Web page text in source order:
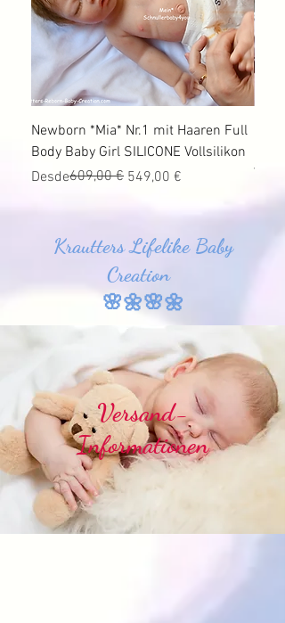
Krautters Lifelike Baby
Creation
🌸🌼🌸🌼
Newborn *Mia* Nr.1 mit Haaren Full
Body Baby Girl SILICONE Vollsilikon
Desde
Precio609,00 € 549,00 €
Precio de oferta
Versand-
Informationen